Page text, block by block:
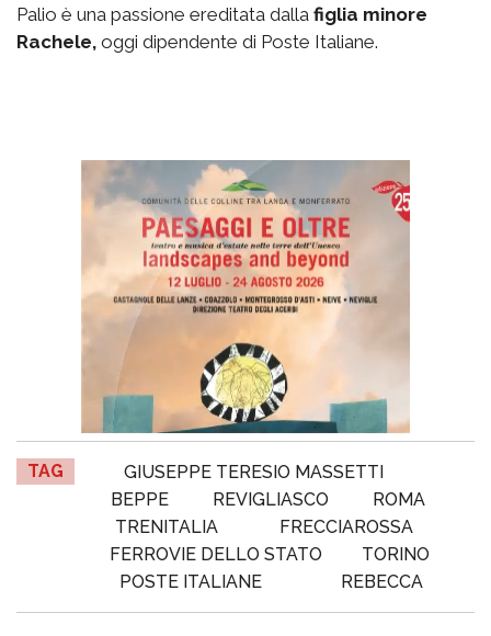
Palio è una passione ereditata dalla figlia minore
Rachele, oggi dipendente di Poste Italiane.
TAG
GIUSEPPE TERESIO MASSETTI
BEPPE
REVIGLIASCO
ROMA
TRENITALIA
FRECCIAROSSA
FERROVIE DELLO STATO
TORINO
POSTE ITALIANE
REBECCA